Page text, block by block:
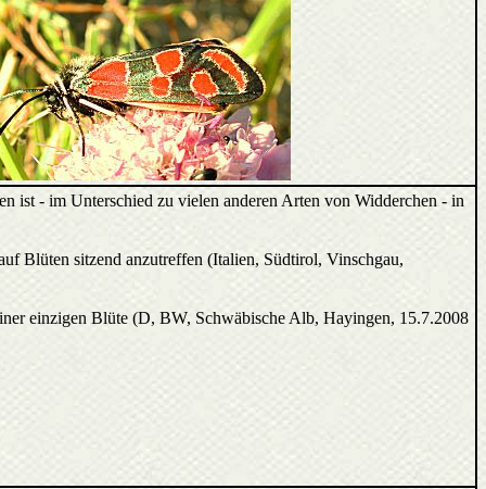
ist - im Unterschied zu vielen anderen Arten von Widderchen - in
Blüten sitzend anzutreffen (Italien, Südtirol, Vinschgau,
einzigen Blüte (D, BW, Schwäbische Alb, Hayingen, 15.7.2008